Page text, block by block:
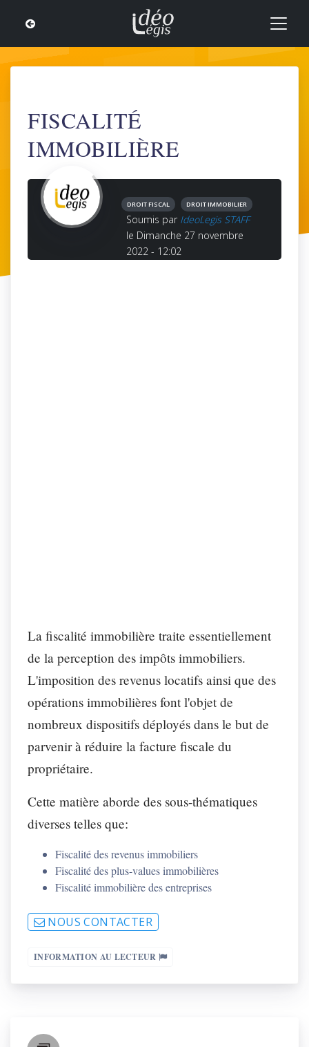
FISCALITÉ
IMMOBILIÈRE
DROIT FISCAL DROIT IMMOBILIER
Soumis par IdeoLegis STAFF
le Dimanche 27 novembre
2022 - 12:02
La fiscalité immobilière traite essentiellement
de la perception des impôts immobiliers.
L'imposition des revenus locatifs ainsi que des
opérations immobilières font l'objet de
nombreux dispositifs déployés dans le but de
parvenir à réduire la facture fiscale du
propriétaire.
Cette matière aborde des sous-thématiques
diverses telles que:
Fiscalité des revenus immobiliers
Fiscalité des plus-values immobilières
Fiscalité immobilière des entreprises
NOUS CONTACTER
INFORMATION AU LECTEUR